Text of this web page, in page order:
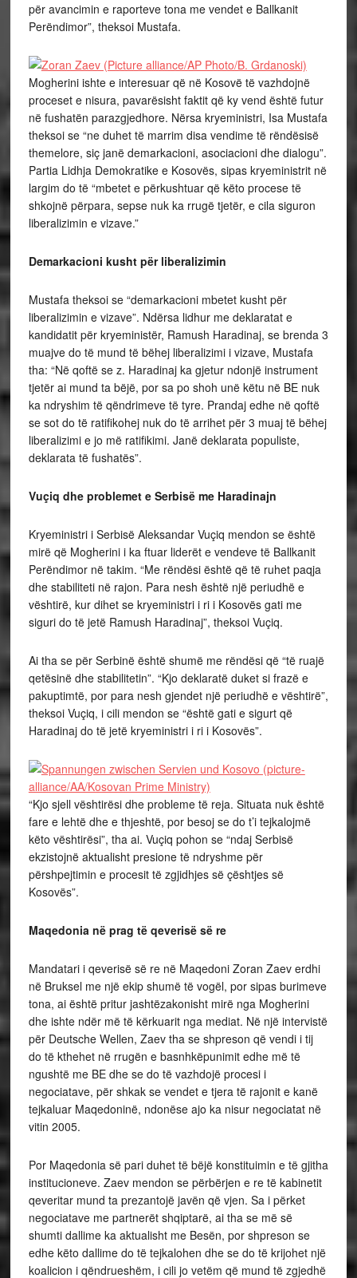
për avancimin e raporteve tona me vendet e Ballkanit
Perëndimor”, theksoi Mustafa.
Mogherini ishte e interesuar që në Kosovë të vazhdojnë
proceset e nisura, pavarësisht faktit që ky vend është futur
në fushatën parazgjedhore. Nërsa kryeministri, Isa Mustafa
theksoi se “ne duhet të marrim disa vendime të rëndësisë
themelore, siç janë demarkacioni, asociacioni dhe dialogu”.
Partia Lidhja Demokratike e Kosovës, sipas kryeministrit në
largim do të “mbetet e përkushtuar që këto procese të
shkojnë përpara, sepse nuk ka rrugë tjetër, e cila siguron
liberalizimin e vizave.”
Demarkacioni kusht për liberalizimin
Mustafa theksoi se “demarkacioni mbetet kusht për
liberalizimin e vizave”. Ndërsa lidhur me deklaratat e
kandidatit për kryeministër, Ramush Haradinaj, se brenda 3
muajve do të mund të bëhej liberalizimi i vizave, Mustafa
tha: “Në qoftë se z. Haradinaj ka gjetur ndonjë instrument
tjetër ai mund ta bëjë, por sa po shoh unë këtu në BE nuk
ka ndryshim të qëndrimeve të tyre. Prandaj edhe në qoftë
se sot do të ratifikohej nuk do të arrihet për 3 muaj të bëhej
liberalizimi e jo më ratifikimi. Janë deklarata populiste,
deklarata të fushatës”.
Vuçiq dhe problemet e Serbisë me Haradinajn
Kryeministri i Serbisë Aleksandar Vuçiq mendon se është
mirë që Mogherini i ka ftuar liderët e vendeve të Ballkanit
Perëndimor në takim. “Me rëndësi është që të ruhet paqja
dhe stabiliteti në rajon. Para nesh është një periudhë e
vështirë, kur dihet se kryeministri i ri i Kosovës gati me
siguri do të jetë Ramush Haradinaj”, theksoi Vuçiq.
Ai tha se për Serbinë është shumë me rëndësi që “të ruajë
qetësinë dhe stabilitetin”. “Kjo deklaratë duket si frazë e
pakuptimtë, por para nesh gjendet një periudhë e vështirë”,
theksoi Vuçiq, i cili mendon se “është gati e sigurt që
Haradinaj do të jetë kryeministri i ri i Kosovës”.
“Kjo sjell vështirësi dhe probleme të reja. Situata nuk është
fare e lehtë dhe e thjeshtë, por besoj se do t’i tejkalojmë
këto vështirësi”, tha ai. Vuçiq pohon se “ndaj Serbisë
ekzistojnë aktualisht presione të ndryshme për
përshpejtimin e procesit të zgjidhjes së çështjes së
Kosovës”.
Maqedonia në prag të qeverisë së re
Mandatari i qeverisë së re në Maqedoni Zoran Zaev erdhi
në Bruksel me një ekip shumë të vogël, por sipas burimeve
tona, ai është pritur jashtëzakonisht mirë nga Mogherini
dhe ishte ndër më të kërkuarit nga mediat. Në një intervistë
për Deutsche Wellen, Zaev tha se shpreson që vendi i tij
do të kthehet në rrugën e basnhkëpunimit edhe më të
ngushtë me BE dhe se do të vazhdojë procesi i
negociatave, për shkak se vendet e tjera të rajonit e kanë
tejkaluar Maqedoninë, ndonëse ajo ka nisur negociatat në
vitin 2005.
Por Maqedonia së pari duhet të bëjë konstituimin e të gjitha
institucioneve. Zaev mendon se përbërjen e re të kabinetit
qeveritar mund ta prezantojë javën që vjen. Sa i përket
negociatave me partnerët shqiptarë, ai tha se më së
shumti dallime ka aktualisht me Besën, por shpreson se
edhe këto dallime do të tejkalohen dhe se do të krijohet një
koalicion i qëndrueshëm, i cili jo vetëm që mund të zgjedhë